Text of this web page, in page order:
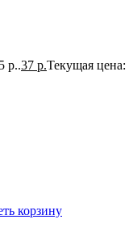
р..37 р.Текущая цена:
корзину